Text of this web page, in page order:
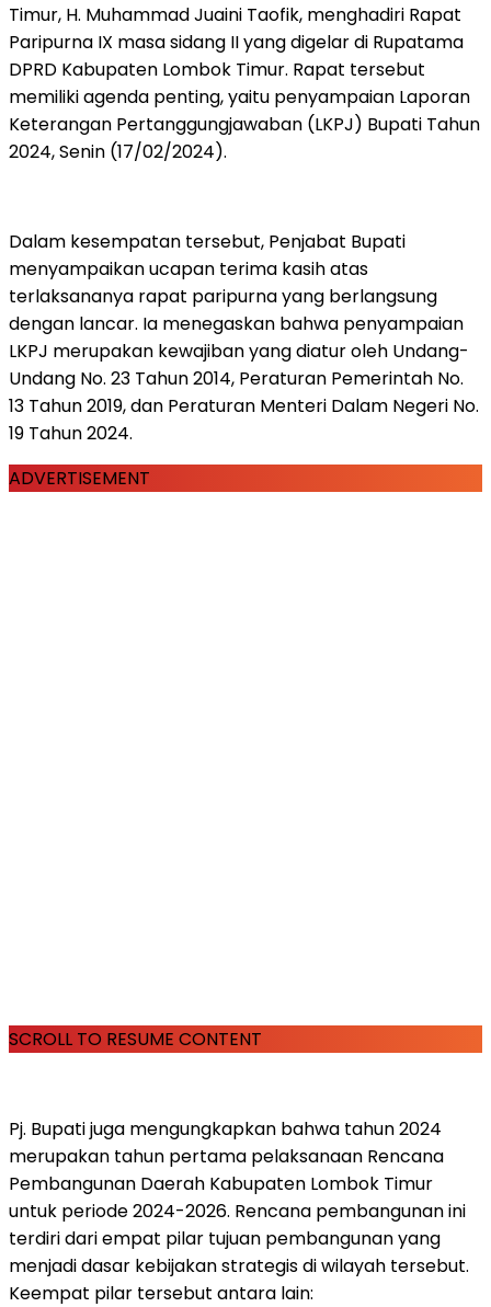
Timur, H. Muhammad Juaini Taofik, menghadiri Rapat
Paripurna IX masa sidang II yang digelar di Rupatama
DPRD Kabupaten Lombok Timur. Rapat tersebut
memiliki agenda penting, yaitu penyampaian Laporan
Keterangan Pertanggungjawaban (LKPJ) Bupati Tahun
2024, Senin (17/02/2024).
Dalam kesempatan tersebut, Penjabat Bupati
menyampaikan ucapan terima kasih atas
terlaksananya rapat paripurna yang berlangsung
dengan lancar. Ia menegaskan bahwa penyampaian
LKPJ merupakan kewajiban yang diatur oleh Undang-
Undang No. 23 Tahun 2014, Peraturan Pemerintah No.
13 Tahun 2019, dan Peraturan Menteri Dalam Negeri No.
19 Tahun 2024.
ADVERTISEMENT
SCROLL TO RESUME CONTENT
Pj. Bupati juga mengungkapkan bahwa tahun 2024
merupakan tahun pertama pelaksanaan Rencana
Pembangunan Daerah Kabupaten Lombok Timur
untuk periode 2024-2026. Rencana pembangunan ini
terdiri dari empat pilar tujuan pembangunan yang
menjadi dasar kebijakan strategis di wilayah tersebut.
Keempat pilar tersebut antara lain: